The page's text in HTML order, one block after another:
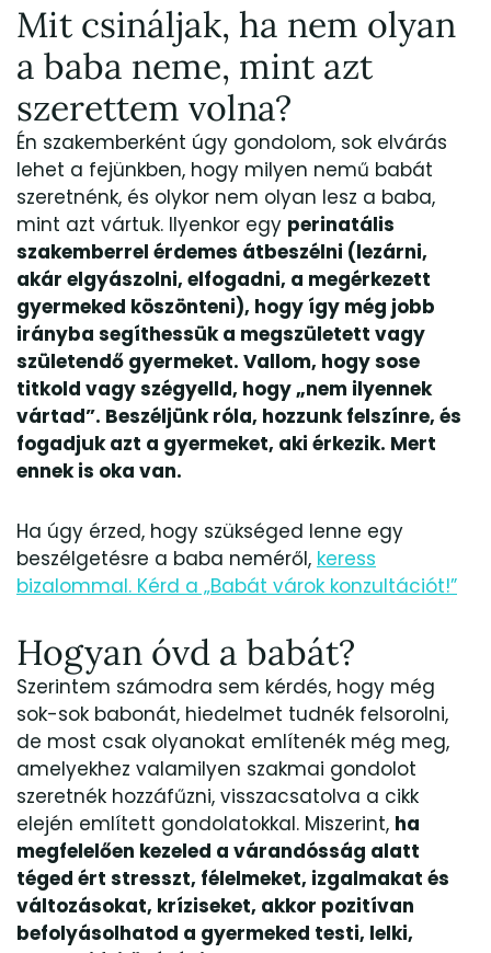
Mit csináljak, ha nem olyan
a baba neme, mint azt
szerettem volna?
Én szakemberként úgy gondolom, sok elvárás
lehet a fejünkben, hogy milyen nemű babát
szeretnénk, és olykor nem olyan lesz a baba,
mint azt vártuk. Ilyenkor egy perinatális
szakemberrel érdemes átbeszélni (lezárni,
akár elgyászolni, elfogadni, a megérkezett
gyermeked köszönteni), hogy így még jobb
irányba segíthessük a megszületett vagy
születendő gyermeket. Vallom, hogy sose
titkold vagy szégyelld, hogy „nem ilyennek
vártad”. Beszéljünk róla, hozzunk felszínre, és
fogadjuk azt a gyermeket, aki érkezik. Mert
ennek is oka van.
Ha úgy érzed, hogy szükséged lenne egy
beszélgetésre a baba neméről, keress
bizalommal. Kérd a „Babát várok konzultációt!”
Hogyan óvd a babát?
Szerintem számodra sem kérdés, hogy még
sok-sok babonát, hiedelmet tudnék felsorolni,
de most csak olyanokat említenék még meg,
amelyekhez valamilyen szakmai gondolot
szeretnék hozzáfűzni, visszacsatolva a cikk
elején említett gondolatokkal. Miszerint, ha
megfelelően kezeled a várandósság alatt
téged ért stresszt, félelmeket, izgalmakat és
változásokat, kríziseket, akkor pozitívan
befolyásolhatod a gyermeked testi, lelki,